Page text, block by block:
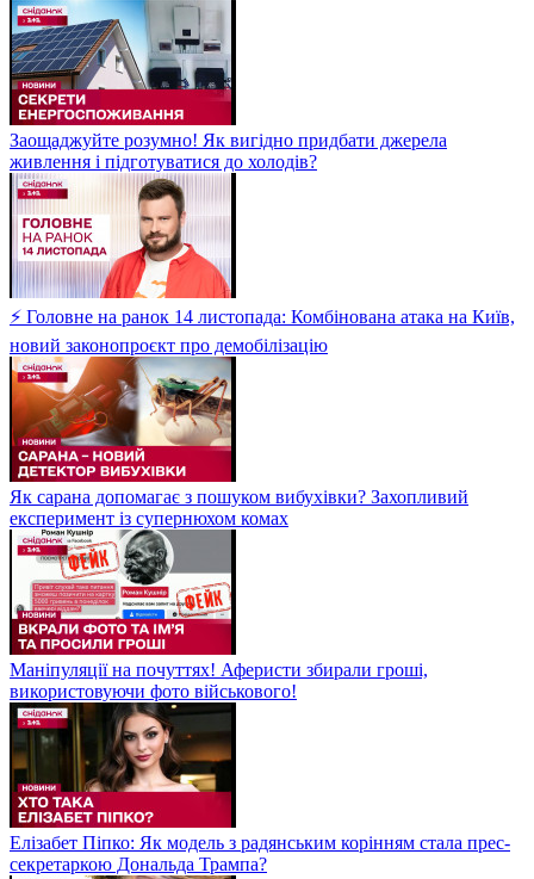
Заощаджуйте розумно! Як вигідно придбати джерела
живлення і підготуватися до холодів?
⚡ Головне на ранок 14 листопада: Комбінована атака на Київ,
новий законопроєкт про демобілізацію
Як сарана допомагає з пошуком вибухівки? Захопливий
експеримент із супернюхом комах
Маніпуляції на почуттях! Аферисти збирали гроші,
використовуючи фото військового!
Елізабет Піпко: Як модель з радянським корінням стала прес-
секретаркою Дональда Трампа?